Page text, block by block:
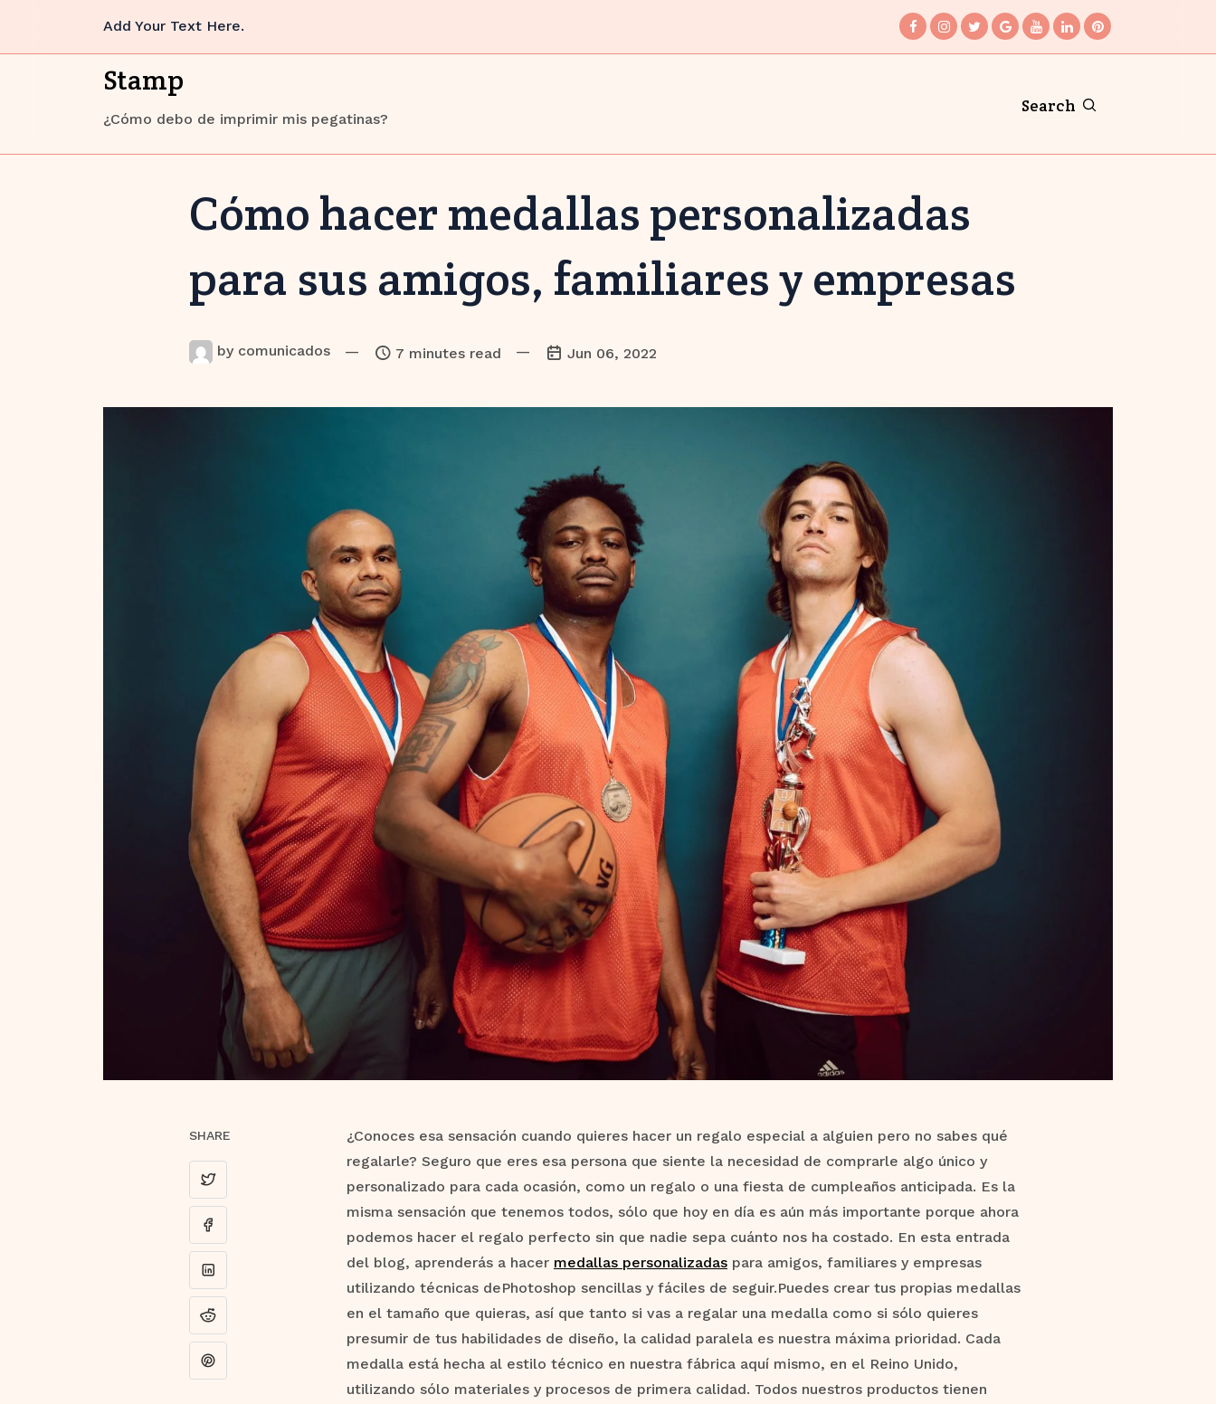
content
Add Your Text Here.
Stamp
¿Cómo debo de imprimir mis pegatinas?
Search
Cómo hacer medallas personalizadas
para sus amigos, familiares y empresas
by comunicados — 7 minutes read — Jun 06, 2022
SHARE
¿Conoces esa sensación cuando quieres hacer un regalo especial a alguien pero no sabes qué
regalarle? Seguro que eres esa persona que siente la necesidad de comprarle algo único y
personalizado para cada ocasión, como un regalo o una fiesta de cumpleaños anticipada. Es la
misma sensación que tenemos todos, sólo que hoy en día es aún más importante porque ahora
podemos hacer el regalo perfecto sin que nadie sepa cuánto nos ha costado. En esta entrada
del blog, aprenderás a hacer medallas personalizadas para amigos, familiares y empresas
utilizando técnicas dePhotoshop sencillas y fáciles de seguir.Puedes crear tus propias medallas
en el tamaño que quieras, así que tanto si vas a regalar una medalla como si sólo quieres
presumir de tus habilidades de diseño, la calidad paralela es nuestra máxima prioridad. Cada
medalla está hecha al estilo técnico en nuestra fábrica aquí mismo, en el Reino Unido,
utilizando sólo materiales y procesos de primera calidad. Todos nuestros productos tienen